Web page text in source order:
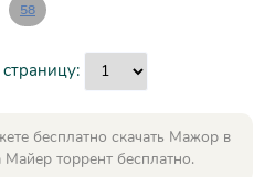
58
бесплатно скачать Мажор в
торрент бесплатно.